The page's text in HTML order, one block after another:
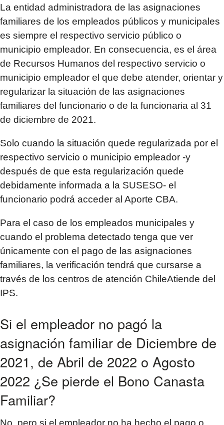
La entidad administradora de las asignaciones
familiares de los empleados públicos y municipales
es siempre el respectivo servicio público o
municipio empleador. En consecuencia, es el área
de Recursos Humanos del respectivo servicio o
municipio empleador el que debe atender, orientar y
regularizar la situación de las asignaciones
familiares del funcionario o de la funcionaria al 31
de diciembre de 2021.
Solo cuando la situación quede regularizada por el
respectivo servicio o municipio empleador -y
después de que esta regularización quede
debidamente informada a la SUSESO- el
funcionario podrá acceder al Aporte CBA.
Para el caso de los empleados municipales y
cuando el problema detectado tenga que ver
únicamente con el pago de las asignaciones
familiares, la verificación tendrá que cursarse a
través de los centros de atención ChileAtiende del
IPS.
Si el empleador no pagó la
asignación familiar de Diciembre de
2021, de Abril de 2022 o Agosto
2022 ¿Se pierde el Bono Canasta
Familiar?
No, pero si el empleador no ha hecho el pago o